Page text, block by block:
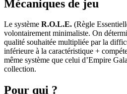
Mécaniques de jeu
Le système R.O.L.E. (Règle
volontairement minimaliste. On
qualité souhaitée multipliée par la
inférieure à la caractéristique +
même système que celui d’Empire
collection.
Pour qui ?